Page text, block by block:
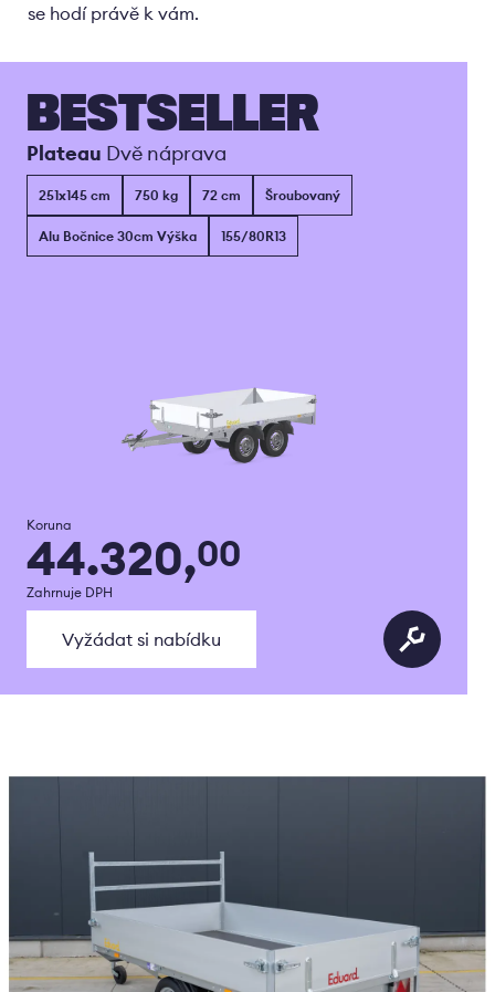
se hodí právě k vám.
BESTSELLER
Plateau Dvě náprava
251x145 cm 750 kg 72 cm Šroubovaný
Alu Bočnice 30cm Výška 155/80R13
Koruna
44.320,00
Zahrnuje DPH
Vyžádat si nabídku